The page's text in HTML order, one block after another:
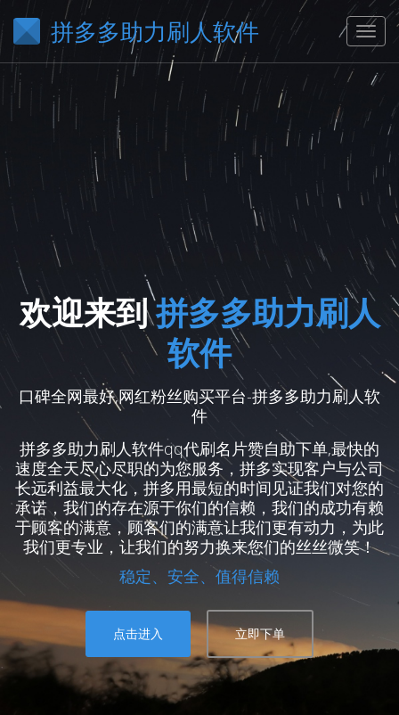
拼多多助力刷人软件
欢迎来到拼多多助力刷人
软件
口碑全网最好,网红粉丝购买平台-拼多多助力刷人软
件
拼多多助力刷人软件qq代刷名片赞自助下单,最快的
速度全天尽心尽职的为您服务，拼多实现客户与公司
长远利益最大化，拼多用最短的时间见证我们对您的
承诺，我们的存在源于你们的信赖，我们的成功有赖
于顾客的满意，顾客们的满意让我们更有动力，为此
我们更专业，让我们的努力换来您们的丝丝微笑！
稳定、安全、值得信赖
点击进入 立即下单